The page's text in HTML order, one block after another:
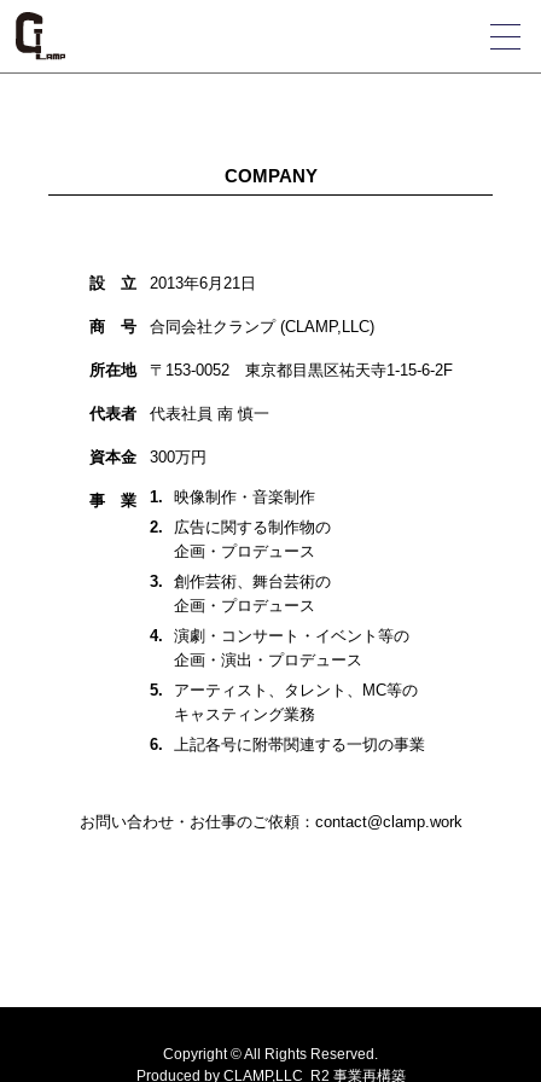
COMPANY
設 ⽴ 2013年6⽉21⽇
商 号 合同会社クランプ (CLAMP,LLC)
所在地 〒153-0052 東京都目黒区祐天寺1-15-6-2F
代表者 代表社員 南 慎⼀
資本⾦ 300万円
事 業
映像制作・⾳楽制作
広告に関する制作物の
企画・プロデュース
創作芸術、舞台芸術の
企画・プロデュース
演劇・コンサート・イベント等の
企画・演出・プロデュース
アーティスト、タレント、MC等の
キャスティング業務
上記各号に附帯関連する⼀切の事業
お問い合わせ・お仕事のご依頼： contact@clamp.work
Copyright © All Rights Reserved.
Produced by CLAMP,LLC R2 事業再構築